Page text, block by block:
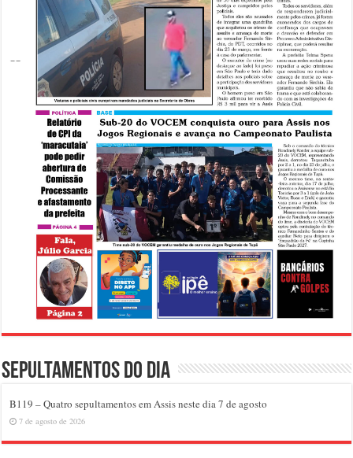
Sepultamentos do dia
B119 – Quatro sepultamentos em Assis neste dia 7 de agosto
7 de agosto de 2026